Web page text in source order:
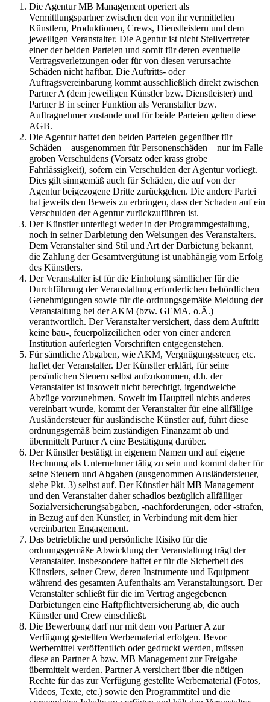
Die Agentur MB Management operiert als
Vermittlungspartner zwischen den von ihr vermittelten
Künstlern, Produktionen, Crews, Dienstleistern und dem
jeweiligen Veranstalter. Die Agentur ist nicht Stellvertreter
einer der beiden Parteien und somit für deren eventuelle
Vertragsverletzungen oder für von diesen verursachte
Schäden nicht haftbar. Die Auftritts- oder
Auftragsvereinbarung kommt ausschließlich direkt zwischen
Partner A (dem jeweiligen Künstler bzw. Dienstleister) und
Partner B in seiner Funktion als Veranstalter bzw.
Auftragnehmer zustande und für beide Parteien gelten diese
AGB.
Die Agentur haftet den beiden Parteien gegenüber für
Schäden – ausgenommen für Personenschäden – nur im Falle
groben Verschuldens (Vorsatz oder krass grobe
Fahrlässigkeit), sofern ein Verschulden der Agentur vorliegt.
Dies gilt sinngemäß auch für Schäden, die auf von der
Agentur beigezogene Dritte zurückgehen. Die andere Partei
hat jeweils den Beweis zu erbringen, dass der Schaden auf ein
Verschulden der Agentur zurückzuführen ist.
Der Künstler unterliegt weder in der Programmgestaltung,
noch in seiner Darbietung den Weisungen des Veranstalters.
Dem Veranstalter sind Stil und Art der Darbietung bekannt,
die Zahlung der Gesamtvergütung ist unabhängig vom Erfolg
des Künstlers.
Der Veranstalter ist für die Einholung sämtlicher für die
Durchführung der Veranstaltung erforderlichen behördlichen
Genehmigungen sowie für die ordnungsgemäße Meldung der
Veranstaltung bei der AKM (bzw. GEMA, o.Ä.)
verantwortlich. Der Veranstalter versichert, dass dem Auftritt
keine bau-, feuerpolizeilichen oder von einer anderen
Institution auferlegten Vorschriften entgegenstehen.
Für sämtliche Abgaben, wie AKM, Vergnügungssteuer, etc.
haftet der Veranstalter. Der Künstler erklärt, für seine
persönlichen Steuern selbst aufzukommen, d.h. der
Veranstalter ist insoweit nicht berechtigt, irgendwelche
Abzüge vorzunehmen. Soweit im Hauptteil nichts anderes
vereinbart wurde, kommt der Veranstalter für eine allfällige
Ausländersteuer für ausländische Künstler auf, führt diese
ordnungsgemäß beim zuständigen Finanzamt ab und
übermittelt Partner A eine Bestätigung darüber.
Der Künstler bestätigt in eigenem Namen und auf eigene
Rechnung als Unternehmer tätig zu sein und kommt daher für
seine Steuern und Abgaben (ausgenommen Ausländersteuer,
siehe Pkt. 3) selbst auf. Der Künstler hält MB Management
und den Veranstalter daher schadlos bezüglich allfälliger
Sozialversicherungsabgaben, -nachforderungen, oder -strafen,
in Bezug auf den Künstler, in Verbindung mit dem hier
vereinbarten Engagement.
Das betriebliche und persönliche Risiko für die
ordnungsgemäße Abwicklung der Veranstaltung trägt der
Veranstalter. Insbesondere haftet er für die Sicherheit des
Künstlers, seiner Crew, deren Instrumente und Equipment
während des gesamten Aufenthalts am Veranstaltungsort. Der
Veranstalter schließt für die im Vertrag angegebenen
Darbietungen eine Haftpflichtversicherung ab, die auch
Künstler und Crew einschließt.
Die Bewerbung darf nur mit dem von Partner A zur
Verfügung gestellten Werbematerial erfolgen. Bevor
Werbemittel veröffentlich oder gedruckt werden, müssen
diese an Partner A bzw. MB Management zur Freigabe
übermittelt werden. Partner A versichert über die nötigen
Rechte für das zur Verfügung gestellte Werbematerial (Fotos,
Videos, Texte, etc.) sowie den Programmtitel und die